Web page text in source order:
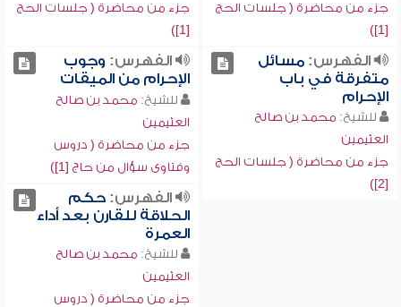
جزء من محاضرة ( جلسات الحج
[1])
جزء من محاضرة ( جلسات الحج
[1])
الفهرس:مسائل
متفرقة في باب
الإحرام
للشيخ: محمد بن صالح
العثيمين
جزء من محاضرة ( جلسات الحج
[2])
الفهرس: وجوب
الإحرام من الميقات
للشيخ: محمد بن صالح
العثيمين
جزء من محاضرة ( دروس
وفتاوى سؤال من حاج [1])
الفهرس:حكم
الحلاقة للقارن بعد أداء
العمرة
للشيخ: محمد بن صالح
العثيمين
جزء من محاضرة ( دروس